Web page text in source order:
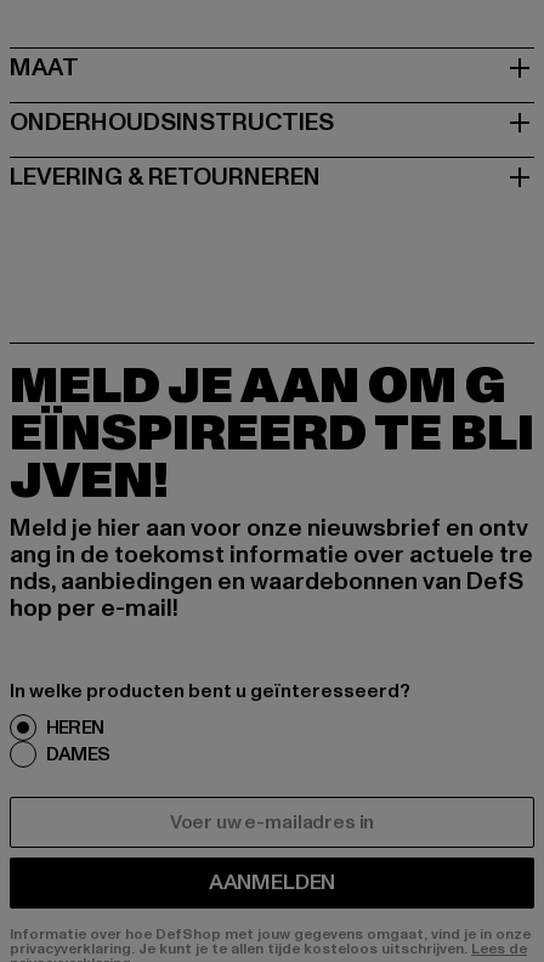
MAAT
ONDERHOUDSINSTRUCTIES
LEVERING & RETOURNEREN
MELD JE AAN OM G
EÏNSPIREERD TE BLI
JVEN!
Meld je hier aan voor onze nieuwsbrief en ontv
ang in de toekomst informatie over actuele tre
nds, aanbiedingen en waardebonnen van DefS
hop per e-mail!
In welke producten bent u geïnteresseerd?
HEREN
DAMES
AANMELDEN
Informatie over hoe DefShop met jouw gegevens omgaat, vind je in onze
privacyverklaring. Je kunt je te allen tijde kosteloos uitschrijven. Lees de